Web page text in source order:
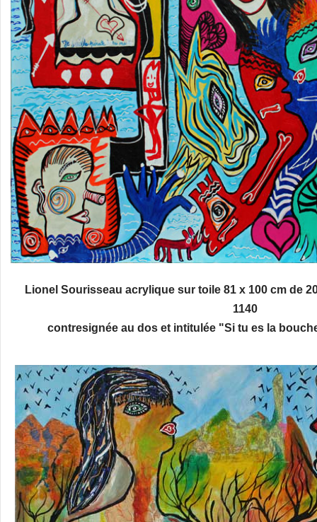
Lionel Sourisseau acrylique sur toile 81 x 100 cm de
1140
contresignée au dos et intitulée "Si tu es la